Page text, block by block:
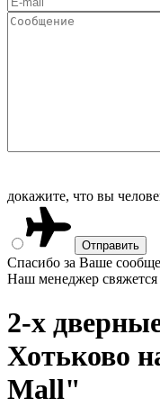
докажите, что вы
Спасибо за Ваше
Наш менеджер
2-х
Хотьково
Mall"